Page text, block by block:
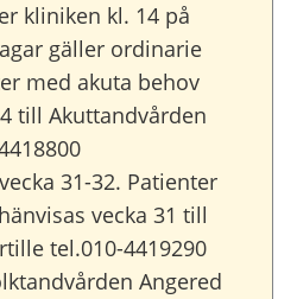
kliniken kl. 14 på
gäller ordinarie
med akuta behov
till Akuttandvården
31-32. Patienter
vecka 31 till
tel.010-4419290
Angered